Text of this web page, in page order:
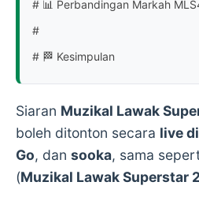
# 📊 Perbandingan Markah
#
# 🏁 Kesimpulan
Siaran Muzikal Lawak
boleh ditonton secara live
Go, dan sooka, sama
(Muzikal Lawak Superstar